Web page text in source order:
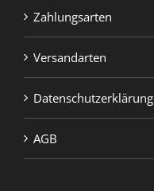
Zahlungsarten
Versandarten
Datenschutzerklärung
AGB